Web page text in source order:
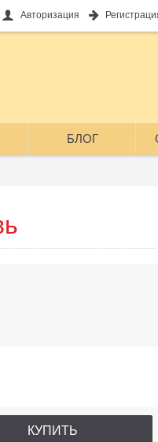
Авторизация
БЛОГ
Беда
КУПИТЬ